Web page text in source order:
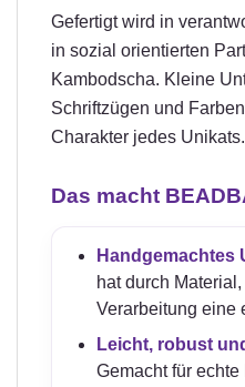
Gefertigt wird in
in sozial orientierten
Kambodscha. Kleine
Schriftzügen und
Charakter jedes Unikats.
Das macht
Handgemachtes
hat durch
Verarbeitung eine
Leicht, robust
Gemacht für